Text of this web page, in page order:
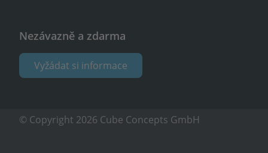
Nezávazně a zdarma
Vyžádat si informace
© Copyright 2026 Cube Concepts GmbH